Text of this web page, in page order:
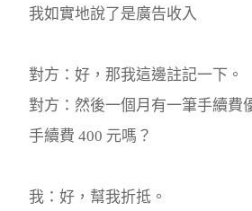
我如實地說了是廣告收入
對方：好，那我這邊註記一下。
對方：然後一個月有一筆手續費
手續費 400 元嗎？
我：好，幫我折抵。